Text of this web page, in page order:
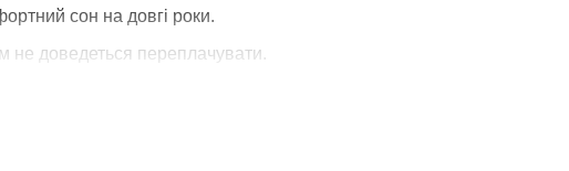
сон на довгі роки.
доведеться переплачувати.